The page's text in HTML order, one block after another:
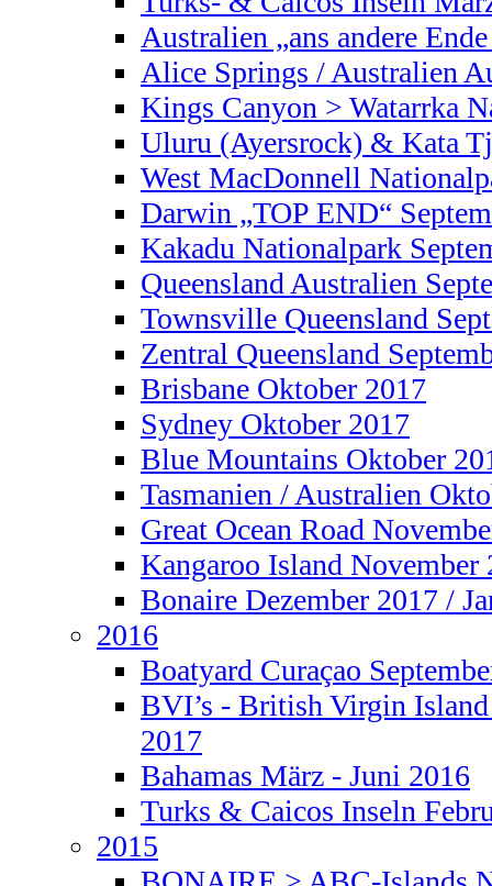
Australien „ans andere
Alice Springs / Australien
Kings Canyon > Watarrka
Uluru (Ayersrock) & Kata
West MacDonnell
Darwin „TOP END“
Kakadu Nationalpark
Queensland Australien
Townsville Queensland
Zentral Queensland
Brisbane Oktober 2017
Sydney Oktober 2017
Blue Mountains Oktober
Tasmanien / Australien
Great Ocean Road
Kangaroo Island November
Bonaire Dezember 2017 /
2016
Boatyard Curaçao
BVI’s - British Virgin Island
2017
Bahamas März - Juni 2016
Turks & Caicos Inseln
2015